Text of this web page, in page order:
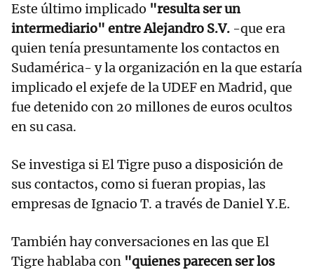
Este último implicado "resulta ser un
intermediario" entre Alejandro S.V. -que era
quien tenía presuntamente los contactos en
Sudamérica- y la organización en la que estaría
implicado el exjefe de la UDEF en Madrid, que
fue detenido con 20 millones de euros ocultos
en su casa.
Se investiga si El Tigre puso a disposición de
sus contactos, como si fueran propias, las
empresas de Ignacio T. a través de Daniel Y.E.
También hay conversaciones en las que El
Tigre hablaba con "quienes parecen ser los